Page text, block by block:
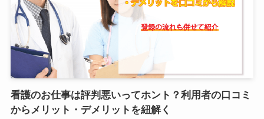
看護のお仕事は評判悪いってホント？利用者の口コミ
からメリット・デメリットを紐解く